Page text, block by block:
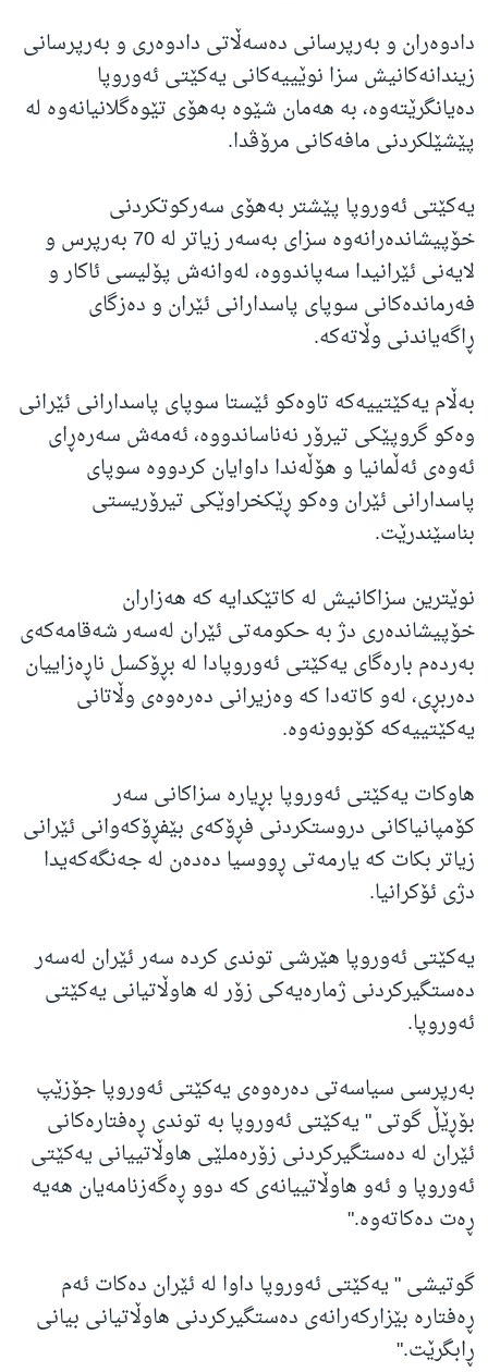
دادوەران و بەرپرسانی دەسەڵاتی دادوەری و بەرپرسانی
زیندانەکانیش سزا نوێییەکانی یەکێتی ئەوروپا
دەیانگرێتەوە، بە هەمان شێوە بەهۆی تێوەگلانیانەوە لە
پێشێلکردنی مافەکانی مرۆڤدا.
یەکێتی ئەوروپا پێشتر بەهۆی سەرکوتکردنی
خۆپیشاندەرانەوە سزای بەسەر زیاتر لە 70 بەرپرس و
لایەنی ئێرانیدا سەپاندووە، لەوانەش پۆلیسی ئاکار و
فەرماندەکانی سوپای پاسدارانی ئێران و دەزگای
ڕاگەیاندنی وڵاتەکە.
بەڵام یەکێتییەکە تاوەکو ئێستا سوپای پاسدارانی ئێرانی
وەکو گروپێکی تیرۆر نەناساندووە، ئەمەش سەرەڕای
ئەوەی ئەڵمانیا و هۆڵەندا داوایان کردووە سوپای
پاسدارانی ئێران وەکو ڕێکخراوێکی تیرۆریستی
بناسێندرێت.
نوێترین سزاکانیش لە کاتێکدایە کە هەزاران
خۆپیشاندەری دژ بە حکومەتی ئێران لەسەر شەقامەکەی
بەردەم بارەگای یەکێتی ئەوروپادا لە بڕۆکسل ناڕەزاییان
دەربڕی، لەو کاتەدا کە وەزیرانی دەرەوەی وڵاتانی
یەکێتییەکە کۆبوونەوە.
هاوکات یەکێتی ئەوروپا بڕیارە سزاکانی سەر
کۆمپانیاکانی دروستکردنی فڕۆکەی بێفڕۆکەوانی ئێرانی
زیاتر بکات کە یارمەتی ڕووسیا دەدەن لە جەنگەکەیدا
دژی ئۆکرانیا.
یەکێتی ئەوروپا هێرشی توندی کردە سەر ئێران لەسەر
دەستگیرکردنی ژمارەیەکی زۆر لە هاوڵاتیانی یەکێتی
ئەوروپا.
بەرپرسی سیاسەتی دەرەوەی یەکێتی ئەوروپا جۆزێپ
بۆڕێڵ گوتی " یەکێتی ئەوروپا بە توندی ڕەفتارەکانی
ئێران لە دەستگیرکردنی زۆرەملێی هاوڵاتییانی یەکێتی
ئەوروپا و ئەو هاوڵاتییانەی کە دوو ڕەگەزنامەیان هەیە
ڕەت دەکاتەوە."
گوتیشی " یەکێتی ئەوروپا داوا لە ئێران دەکات ئەم
ڕەفتارە بێزارکەرانەی دەستگیرکردنی هاوڵاتیانی بیانی
ڕابگرێت."